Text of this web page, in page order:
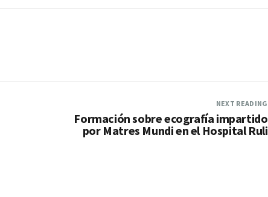
NEXT READING
Formación sobre ecografía impartido
por Matres Mundi en el Hospital Ruli